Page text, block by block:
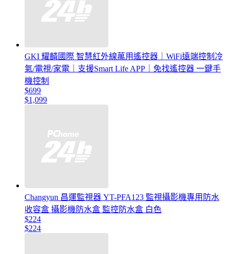
GKI 耀麟國際 智慧紅外線萬用遙控器｜WiFi遠端控制冷
氣/電視/家電｜支援Smart Life APP｜免找遙控器 一鍵手
機控制
$699
$1,099
Changyun 昌運監視器 YT-PFA123 監視攝影機專用防水
收容盒 攝影機防水盒 監控防水盒 白色
$224
$224